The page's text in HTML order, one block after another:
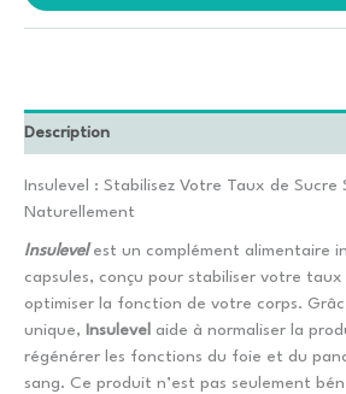
Description
Insulevel : Stabilisez Votre Taux de Sucre
Naturellement
Insulevelest un complément alimentaire
capsules, conçu pour stabiliser votre
optimiser la fonction de votre corps.
unique, Insulevel aide à normaliser la
régénérer les fonctions du foie et du
sang. Ce produit n’est pas seulement